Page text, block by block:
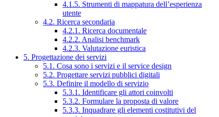
4.1.5. Strumenti di mappatura dell’esperienza
utente
4.2. Ricerca secondaria
4.2.1. Ricerca documentale
4.2.2. Analisi benchmark
4.2.3. Valutazione euristica
5. Progettazione dei servizi
5.1. Cosa sono i servizi e il service design
5.2. Progettare servizi pubblici digitali
5.3. Definire il modello di servizio
5.3.1. Identificare gli attori coinvolti
5.3.2. Formulare la proposta di valore
5.3.3. Inquadrare gli elementi costitutivi del